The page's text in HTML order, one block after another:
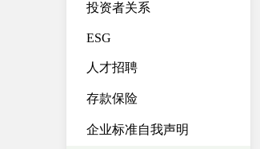
投资者关系
ESG
人才招聘
存款保险
企业标准自我声明